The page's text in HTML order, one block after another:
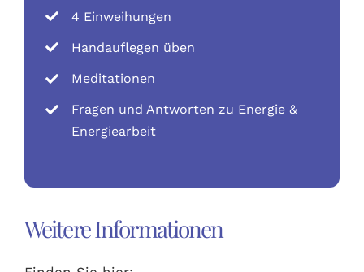
4 Einweihungen
Handauflegen üben
Meditationen
Fragen und Antworten zu Energie &
Energiearbeit
Weitere Informationen